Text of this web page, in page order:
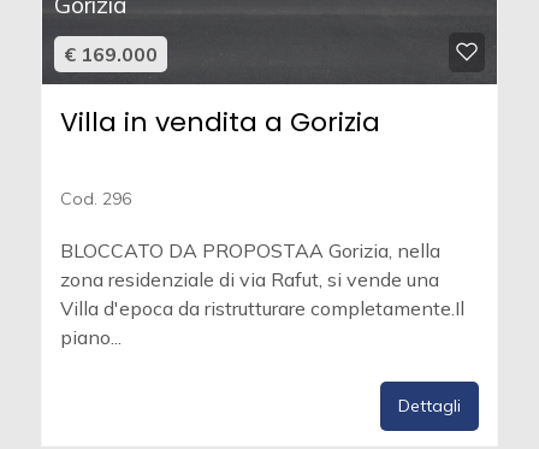
€ 169.000
Villa in vendita a Gorizia
Cod. 296
BLOCCATO DA PROPOSTAA Gorizia, nella
zona residenziale di via Rafut, si vende una
Villa d'epoca da ristrutturare completamente.Il
piano...
Dettagli